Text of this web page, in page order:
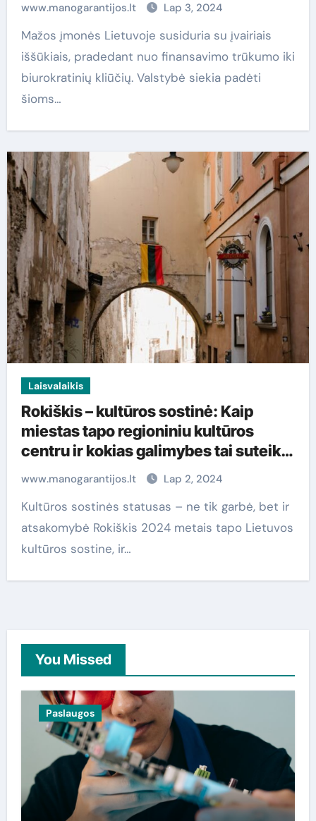
www.manogarantijos.lt Lap 3, 2024
Mažos įmonės Lietuvoje susiduria su įvairiais
iššūkiais, pradedant nuo finansavimo trūkumo iki
biurokratinių kliūčių. Valstybė siekia padėti
šioms…
Laisvalaikis
Rokiškis – kultūros sostinė: Kaip
miestas tapo regioniniu kultūros
centru ir kokias galimybes tai suteikia
gyventojams bei lankytojams
www.manogarantijos.lt Lap 2, 2024
Kultūros sostinės statusas – ne tik garbė, bet ir
atsakomybė Rokiškis 2024 metais tapo Lietuvos
kultūros sostine, ir…
You Missed
Paslaugos